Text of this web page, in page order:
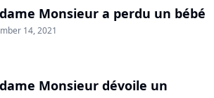
Monsieur a perdu un bébé
14, 2021
Monsieur dévoile un